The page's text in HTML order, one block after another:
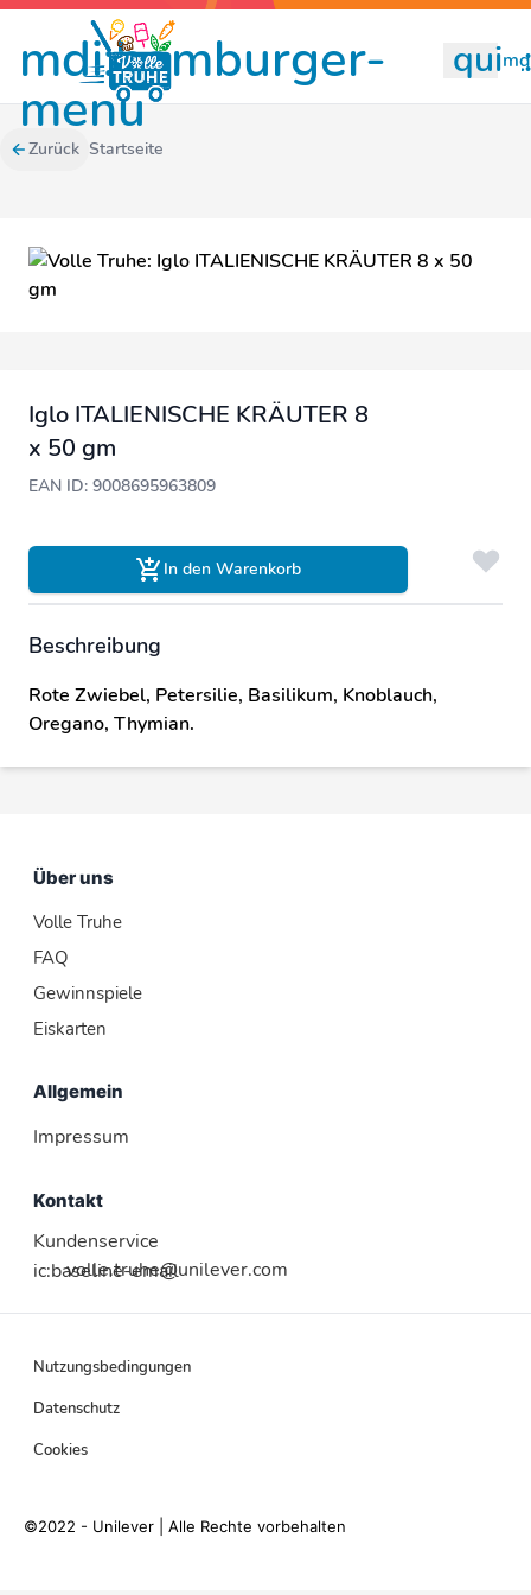
mdi:hamburger-
menu
Zurück Startseite
Iglo ITALIENISCHE KRÄUTER 8
x 50 gm
EAN ID: 9008695963809
In den Warenkorb
Beschreibung
Rote Zwiebel, Petersilie, Basilikum, Knoblauch,
Oregano, Thymian.
Über uns
Volle Truhe
FAQ
Gewinnspiele
Eiskarten
Allgemein
Impressum
Kontakt
Kundenservice
ic:baseline-email
volle.truhe@unilever.com
Nutzungsbedingungen
Datenschutz
Cookies
©2022 - Unilever | Alle Rechte vorbehalten